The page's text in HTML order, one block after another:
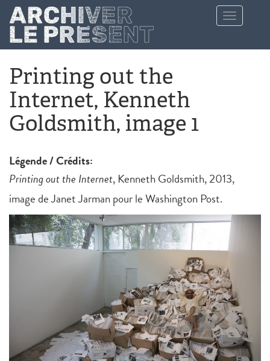
Aller au contenu principal
Toggle
navigation
Printing out the
Internet, Kenneth
Goldsmith, image 1
Légende / Crédits:
Printing out the Internet, Kenneth Goldsmith, 2013,
image de Janet Jarman pour le Washington Post.